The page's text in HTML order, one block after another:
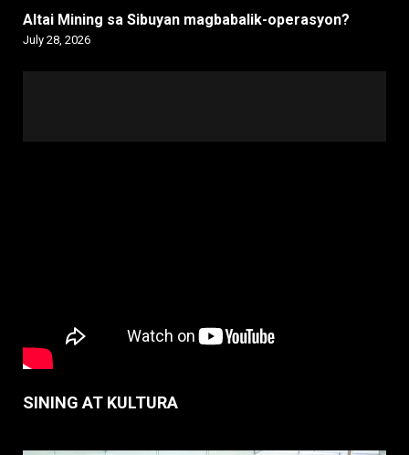
Altai Mining sa Sibuyan magbabalik-operasyon?
July 28, 2026
SINING AT KULTURA